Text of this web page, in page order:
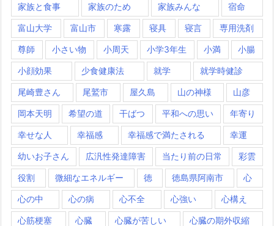
家族と食事 家族のため 家族みんな 宿命
富山大学 富山市 寒露 寝具 寝言 専用洗剤
尊師 小さい物 小周天 小学3年生 小満 小腸
小顔効果 少食健康法 就学 就学時健診
尾崎豊さん 尾鷲市 屋久島 山の神様 山彦
岡本天明 希望の道 干ばつ 平和への思い 年寄り
幸せな人 幸福感 幸福感で満たされる 幸運
幼いお子さん 広汎性発達障害 当たり前の日常 彩雲
役割 微細なエネルギー 徳 徳島県阿南市 心
心の中 心の病 心不全 心強い 心構え
心筋梗塞 心臓 心臓が苦しい 心臓の期外収縮